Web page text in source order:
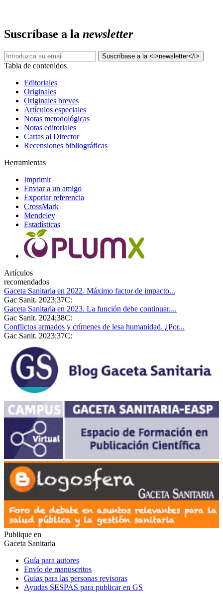
Suscríbase a la newsletter
Tabla de contenidos
Editoriales
Originales
Originales breves
Artículos especiales
Notas metodológicas
Notas editoriales
Cartas al Director
Recensiones bibliográficas
Herramientas
Imprimir
Enviar a un amigo
Exportar referencia
CrossMark
Mendeley
Estadísticas
Artículos
recomendados
Gaceta Sanitaria en 2022. Máximo factor de impacto...
Gac Sanit. 2023;37C:
Gaceta Sanitaria en 2023. La función debe continuar....
Gac Sanit. 2024;38C:
Conflictos armados y crímenes de lesa humanidad. ¿Por...
Gac Sanit. 2023;37C:
Publique en
Gaceta Sanitaria
Guía para autores
Envío de manuscritos
Guias para las personas revisoras
Ayudas SESPAS para publicar en GS